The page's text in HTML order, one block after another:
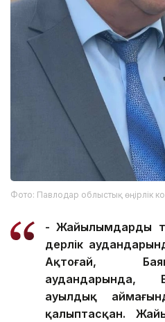
Фото: Павлодар облыстық өңірлік
- Жайылымдардың
дерлік
Ақтоғай,
аудандарында,
ауылдық
қалыптасқан.